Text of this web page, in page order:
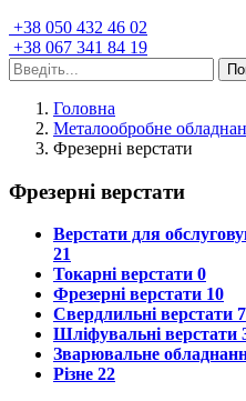
+38 050 432 46 02
+38 067 341 84 19
Головна
Металообробне
Фрезерні верстати
Фрезерні верстати
Верстати для
21
Токарні верстати 0
Фрезерні верстати 10
Свердлильні верстати 7
Шліфувальні верстати
Зварювальне
Різне 22